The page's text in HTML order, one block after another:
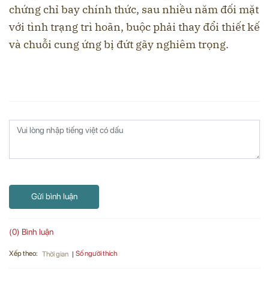
chứng chỉ bay chính thức, sau nhiều năm đối mặt
với tình trạng trì hoãn, buộc phải thay đổi thiết kế
và chuỗi cung ứng bị đứt gãy nghiêm trọng.
Gửi bình luận
(0) Bình luận
Xếp theo: Thời gian Số người thích